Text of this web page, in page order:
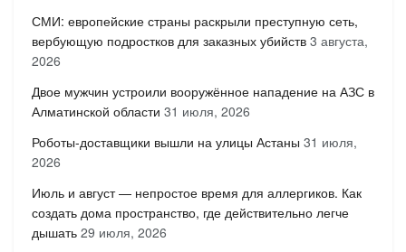
СМИ: европейские страны раскрыли преступную сеть,
вербующую подростков для заказных убийств 3 августа,
2026
Двое мужчин устроили вооружённое нападение на АЗС в
Алматинской области 31 июля, 2026
Роботы-доставщики вышли на улицы Астаны 31 июля,
2026
Июль и август — непростое время для аллергиков. Как
создать дома пространство, где действительно легче
дышать 29 июля, 2026